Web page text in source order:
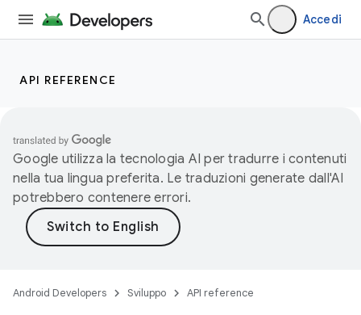
Accedi
API REFERENCE
Google utilizza la tecnologia AI per tradurre i contenuti
nella tua lingua preferita. Le traduzioni generate dall'AI
potrebbero contenere errori.
Android Developers Sviluppo API reference